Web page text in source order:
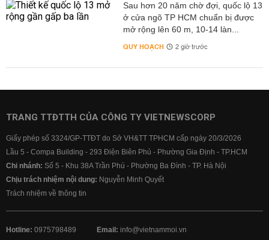
Sau hơn 20 năm chờ đợi, quốc lộ 13
ở cửa ngõ TP HCM chuẩn bị được
mở rộng lên 60 m, 10-14 làn...
QUY HOẠCH 2 giờ trước
TRANG TTĐTTH CỦA CÔNG TY VIETNEWSCORP
Giấy phép số 3324/GP-TTĐT do Sở VH&TT TPHCM cấp ngày 20/3/2026
Lầu 5 - Compa Building - 293 Điện Biên Phủ - Phường Gia Định - TP.HCM
Chi nhánh: Số 5 - Khu 38A Trần Phú - Phường Ba Đình - TP. Hà Nội
Chịu trách nhiệm nội dung: Nguyễn Minh Quyết
Trách nhiệm về thông tin
Hotline: 0975798489 Email: info@vietnammoi.vn